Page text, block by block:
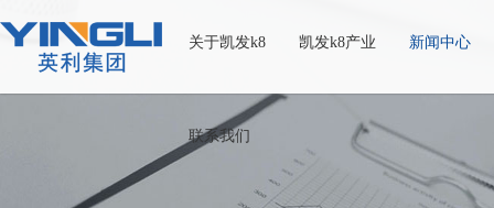
关于凯发k8 凯发k8产业 新闻中心
联系我们